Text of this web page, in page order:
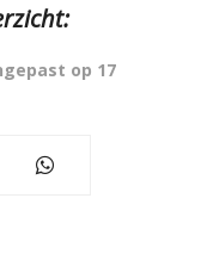
op 17